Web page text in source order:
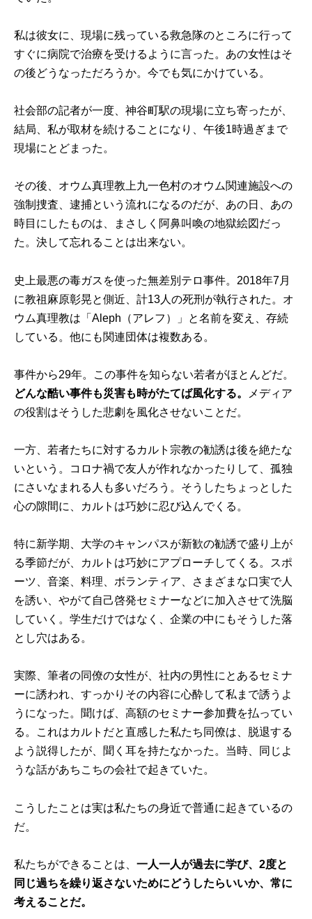
私は彼女に、現場に残っている救急隊のところに行って
すぐに病院で治療を受けるように言った。あの女性はそ
の後どうなっただろうか。今でも気にかけている。
社会部の記者が一度、神谷町駅の現場に立ち寄ったが、
結局、私が取材を続けることになり、午後1時過ぎまで
現場にとどまった。
その後、オウム真理教上九一色村のオウム関連施設への
強制捜査、逮捕という流れになるのだが、あの日、あの
時目にしたものは、まさしく阿鼻叫喚の地獄絵図だっ
た。決して忘れることは出来ない。
史上最悪の毒ガスを使った無差別テロ事件。2018年7月
に教祖麻原彰晃と側近、計13人の死刑が執行された。オ
ウム真理教は「Aleph（アレフ）」と名前を変え、存続
している。他にも関連団体は複数ある。
事件から29年。この事件を知らない若者がほとんどだ。
どんな酷い事件も災害も時がたてば風化する。
メディア
の役割はそうした悲劇を風化させないことだ。
一方、若者たちに対するカルト宗教の勧誘は後を絶たな
いという。コロナ禍で友人が作れなかったりして、孤独
にさいなまれる人も多いだろう。そうしたちょっとした
心の隙間に、カルトは巧妙に忍び込んでくる。
特に新学期、大学のキャンパスが新歓の勧誘で盛り上が
る季節だが、カルトは巧妙にアプローチしてくる。スポ
ーツ、音楽、料理、ボランティア、さまざまな口実で人
を誘い、やがて自己啓発セミナーなどに加入させて洗脳
していく。学生だけではなく、企業の中にもそうした落
とし穴はある。
実際、筆者の同僚の女性が、社内の男性にとあるセミナ
ーに誘われ、すっかりその内容に心酔して私まで誘うよ
うになった。聞けば、高額のセミナー参加費を払ってい
る。これはカルトだと直感した私たち同僚は、脱退する
よう説得したが、聞く耳を持たなかった。当時、同じよ
うな話があちこちの会社で起きていた。
こうしたことは実は私たちの身近で普通に起きているの
だ。
私たちができることは、一人一人が過去に学び、2度と
同じ過ちを繰り返さないためにどうしたらいいか、常に
考えることだ。